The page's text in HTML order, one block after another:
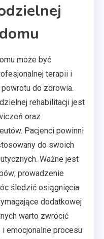
może być
terapii i
do zdrowia.
rehabilitacji jest
oraz
Pacjenci powinni
do swoich
Ważne jest
prowadzenie
śledzić osiągnięcia
dodatkowej
warto zwrócić
emocjonalne procesu